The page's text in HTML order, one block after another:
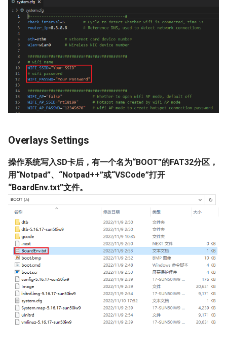
Overlays Settings
操作系统写入SD卡后，有一个名为“BOOT”的FAT32分区，
用“Notpad”、“Notpad++”或“VSCode”打开
“BoardEnv.txt”文件。